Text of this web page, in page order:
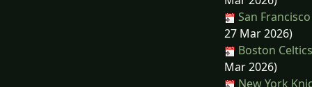
San
27 Mar 2026)
Boston
Mar 2026)
New York